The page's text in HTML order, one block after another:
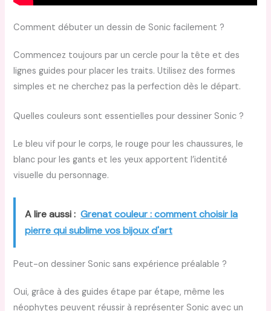
Comment débuter un dessin de Sonic facilement ?
Commencez toujours par un cercle pour la tête et des
lignes guides pour placer les traits. Utilisez des formes
simples et ne cherchez pas la perfection dès le départ.
Quelles couleurs sont essentielles pour dessiner Sonic ?
Le bleu vif pour le corps, le rouge pour les chaussures, le
blanc pour les gants et les yeux apportent l’identité
visuelle du personnage.
A lire aussi : Grenat couleur : comment choisir la
pierre qui sublime vos bijoux d'art
Peut-on dessiner Sonic sans expérience préalable ?
Oui, grâce à des guides étape par étape, même les
néophytes peuvent réussir à représenter Sonic avec un